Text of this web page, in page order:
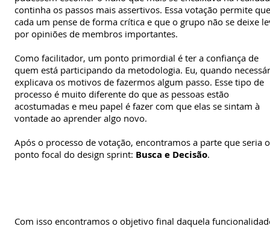
continha os passos mais assertivos. Essa votação permite que
cada um pense de forma crítica e que o grupo não se deixe
por opiniões de membros importantes.
Como facilitador, um ponto primordial é ter a confiança de
quem está participando da metodologia. Eu, quando
explicava os motivos de fazermos algum passo. Esse tipo de
processo é muito diferente do que as pessoas estão
acostumadas e meu papel é fazer com que elas se sintam à
vontade ao aprender algo novo.
Após o processo de votação, encontramos a parte que seria o
ponto focal do design sprint: Busca e Decisão.
Com isso encontramos o objetivo final daquela